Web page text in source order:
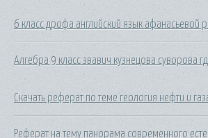
6 класс дрофа английский язык афанасьевой
Алгебра 9 класс звавич кузнецова суворова
Скачать реферат по теме геология нефти и
Реферат на тему панорама современного